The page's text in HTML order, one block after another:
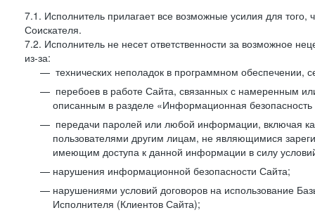
7.1. Исполнитель прилагает все возможные усилия для
Соискателя.
7.2. Исполнитель не несет ответственности за возможное
из-за:
технических неполадок в программном обеспечении,
перебоев в работе Сайта, связанных с намеренным
описанным в разделе «Информационная
передачи паролей или любой информации, включая
пользователями другим лицам, не являющимися
имеющим доступа к данной информации в силу
нарушения информационной безопасности Сайта;
нарушениями условий договоров на использование
Исполнителя (Клиентов Сайта);